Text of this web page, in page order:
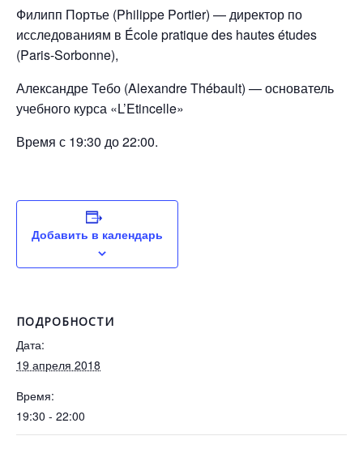
Филипп Портье (Philippe Portier) — директор по
исследованиям в École pratique des hautes études
(Paris-Sorbonne),
Александре Тебо (Alexandre Thébault) — основатель
учебного курса «L’Etincelle»
Время с 19:30 до 22:00.
Добавить в календарь
ПОДРОБНОСТИ
Дата:
19 апреля 2018
Время:
19:30 - 22:00